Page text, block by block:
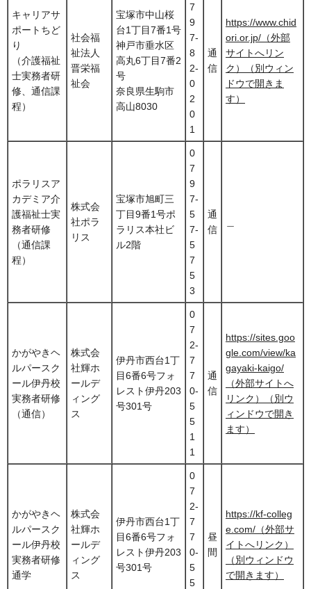
キャリアサ
ポートちど
り
（介護福祉
士実務者研
修、通信課
程）
社会福
祉法人
晋栄福
祉会
宝塚市中山桜
台1丁目7番1号
神戸市垂水区
高丸6丁目7番2
号
奈良県生駒市
高山8030
7
9
7-
8
2-
0
2
0
1
通
信
https://www.chid
ori.or.jp/（外部
サイトへリン
ク）（別ウィン
ドウで開きま
す）
ポラリスア
カデミア介
護福祉士実
務者研修
（通信課
程）
株式会
社ポラ
リス
宝塚市旭町三
丁目9番1号ポ
ラリス本社ビ
ル2階
0
7
9
7-
5
7-
5
7
5
3
通
信
かがやきヘ
ルパースク
ール伊丹校
実務者研修
（通信）
株式会
社輝ホ
ールデ
ィング
ス
伊丹市西台1丁
目6番6号フォ
レスト伊丹203
号301号
0
7
2-
7
7
0-
5
5
1
1
通
信
https://sites.goo
gle.com/view/ka
gayaki-kaigo/
（外部サイトへ
リンク）（別ウ
ィンドウで開き
ます）
かがやきヘ
ルパースク
ール伊丹校
実務者研修
通学
株式会
社輝ホ
ールデ
ィング
ス
伊丹市西台1丁
目6番6号フォ
レスト伊丹203
号301号
0
7
2-
7
7
0-
5
5
昼
間
https://kf-colleg
e.com/（外部サ
イトへリンク）
（別ウィンドウ
で開きます）